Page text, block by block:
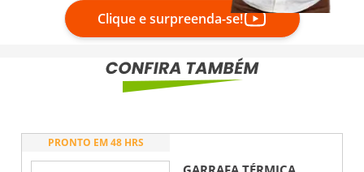
Clique e surpreenda-se!
PRONTO EM 48 HRS